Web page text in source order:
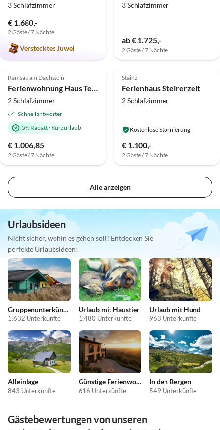
3 Schlafzimmer
€ 1.680,-
2 Gäste / 7 Nächte
Verstecktes Juwel
3 Schlafzimmer
ab € 1.725,-
2 Gäste / 7 Nächte
Top-Inserat
Ramsau am Dachstein
2 Schlafzimmer
Schnellantworter
5% Rabatt· Kurzurlaub
€ 1.006,85
2 Gäste / 7 Nächte
Top-Inserat
Stainz
Ferienhaus Steirerzeit
2 Schlafzimmer
Kostenlose Stornierung
€ 1.100,-
2 Gäste / 7 Nächte
Alle anzeigen
Urlaubsideen
Nicht sicher, wohin es gehen soll? Entdecken Sie
perfekte Urlaubsideen!
Gruppenunterkünfte
1.632 Unterkünfte
Urlaub mit Haustier
1.480 Unterkünfte
Urlaub mit Hund
963 Unterkünfte
Alleinlage
843 Unterkünfte
Günstige Ferienwohnungen
616 Unterkünfte
In den Bergen
549 Unterkünfte
Gästebewertungen von unseren